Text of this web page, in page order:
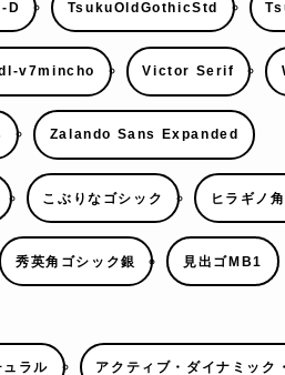
D TsukuOldGothicStd
v7mincho Victor Serif
Zalando Sans Expanded
こぶりなゴシック ヒラギノ
秀英角ゴシック銀 見出ゴMB1
ュラル アクティブ・ダイナミック